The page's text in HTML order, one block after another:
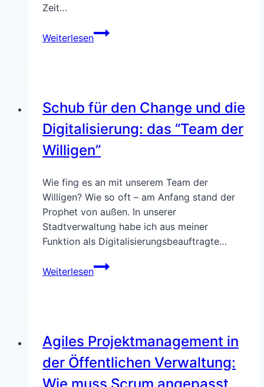
Zeit…
Weiterlesen
Agile
Sommerhäppchen
fiesen
zu
tragendem
Schub für den Change und die
Digitalisierung: das “Team der
Willigen”
Wie fing es an mit unserem Team der
Willigen? Wie so oft – am Anfang stand der
Prophet von außen. In unserer
Stadtverwaltung habe ich aus meiner
Funktion als Digitalisierungsbeauftragte…
Weiterlesen
Schub
für
die
das
“Team
Agiles Projektmanagement in
der Öffentlichen Verwaltung: